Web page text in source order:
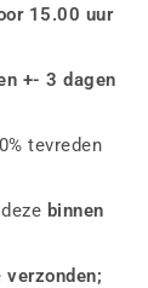
15.00 uur
+- 3 dagen
tevreden
binnen
verzonden;